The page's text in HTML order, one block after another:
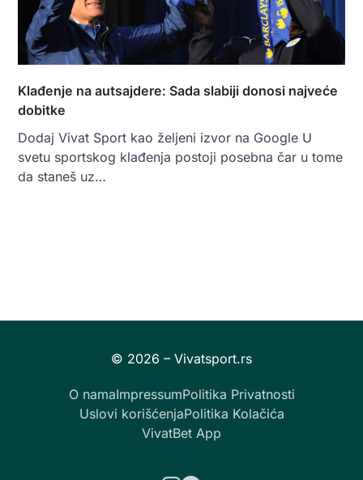
Klađenje na autsajdere: Sada slabiji donosi najveće
dobitke
Dodaj Vivat Sport kao željeni izvor na Google U
svetu sportskog klađenja postoji posebna čar u tome
da staneš uz…
O namaImpressumPolitika Privatnosti
Uslovi korišćenjaPolitika Kolačića
VivatBet App